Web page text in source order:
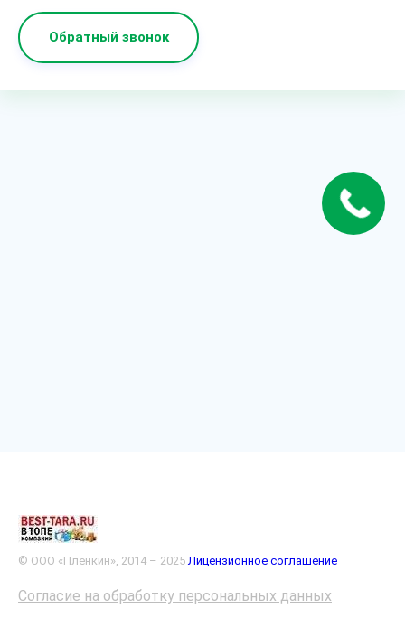
Обратный звонок
© ООО «Плёнкин», 2014 – 2025 Лицензионное соглашение
Согласие на обработку персональных данных